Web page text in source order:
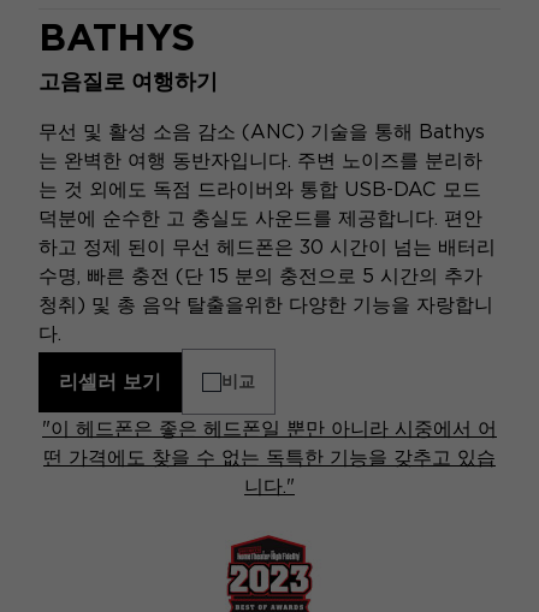
BATHYS
고음질로 여행하기
무선 및 활성 소음 감소 (ANC) 기술을 통해 Bathys
는 완벽한 여행 동반자입니다. 주변 노이즈를 분리하
는 것 외에도 독점 드라이버와 통합 USB-DAC 모드
덕분에 순수한 고 충실도 사운드를 제공합니다. 편안
하고 정제 된이 무선 헤드폰은 30 시간이 넘는 배터리
수명, 빠른 충전 (단 15 분의 충전으로 5 시간의 추가
청취) 및 총 음악 탈출을위한 다양한 기능을 자랑합니
다.
리셀러 보기 비교
"이 헤드폰은 좋은 헤드폰일 뿐만 아니라 시중에서 어
떤 가격에도 찾을 수 없는 독특한 기능을 갖추고 있습
니다."